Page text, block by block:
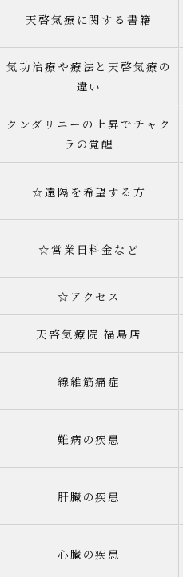
天啓気療に関する書籍
気功治療や療法と天啓気療の
違い
クンダリニーの上昇でチャク
ラの覚醒
☆遠隔を希望する方
☆営業日料金など
☆アクセス
天啓気療院 福島店
線維筋痛症
難病の疾患
肝臓の疾患
心臓の疾患